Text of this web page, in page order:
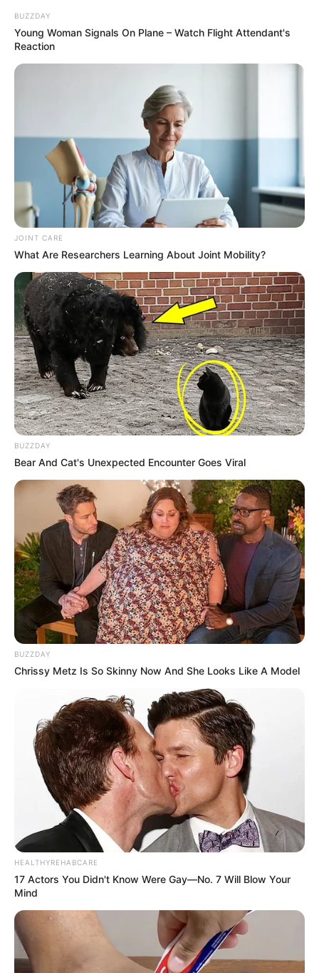
BUZZDAY
Young Woman Signals On Plane – Watch Flight Attendant's
Reaction
JOINT CARE
What Are Researchers Learning About Joint Mobility?
BUZZDAY
Bear And Cat's Unexpected Encounter Goes Viral
BUZZDAY
Chrissy Metz Is So Skinny Now And She Looks Like A Model
HEALTHYREHABCARE
17 Actors You Didn't Know Were Gay—No. 7 Will Blow Your
Mind